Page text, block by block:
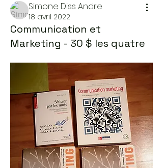
Simone Diss Andre
18 avril 2022
Communication et
Marketing - 30 $ les quatre